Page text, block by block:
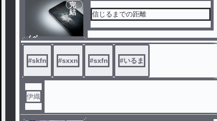
ノベ
ル
完
結
信じるまでの距離
#skfn #sxxn #sxfn #いるま
伊織